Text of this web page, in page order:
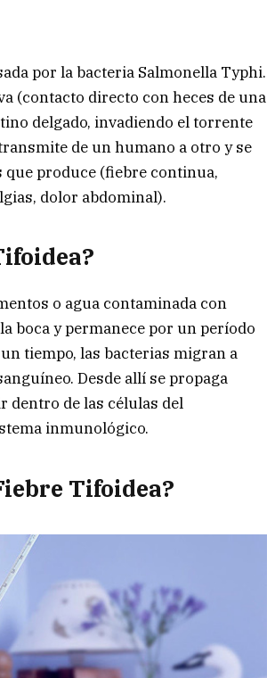
por la bacteria Salmonella Typhi.
(contacto directo con heces de una
delgado, invadiendo el torrente
de un humano a otro y se
produce (fiebre continua,
dolor abdominal).
o agua contaminada con
boca y permanece por un período
tiempo, las bacterias migran a
Desde allí se propaga
dentro de las células del
inmunológico.
Tifoidea?